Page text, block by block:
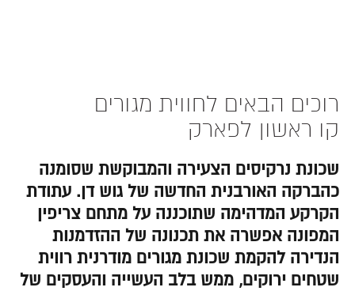
רוכים הבאים לחווית מגורים
קו ראשון לפארק
שכונת נרקיסים הצעירה והמבוקשת שסומנה
כהברקה האורבנית החדשה של גוש דן. עתודת
הקרקע המדהימה שתוכננה על מתחם צריפין
המפונה אפשרה את תכנונה של ההזדמנות
הנדירה להקמת שכונת מגורים מודרנית רווית
שטחים ירוקים, ממש בלב העשייה והעסקים של